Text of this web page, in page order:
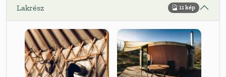
Lakrész 11 kép